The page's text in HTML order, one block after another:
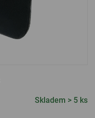
Skladem > 5 ks